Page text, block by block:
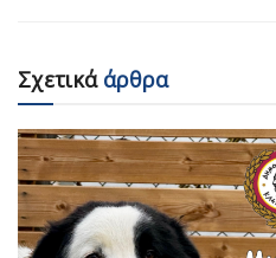
Σχετικάάρθρα